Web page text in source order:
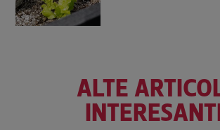
ALTE